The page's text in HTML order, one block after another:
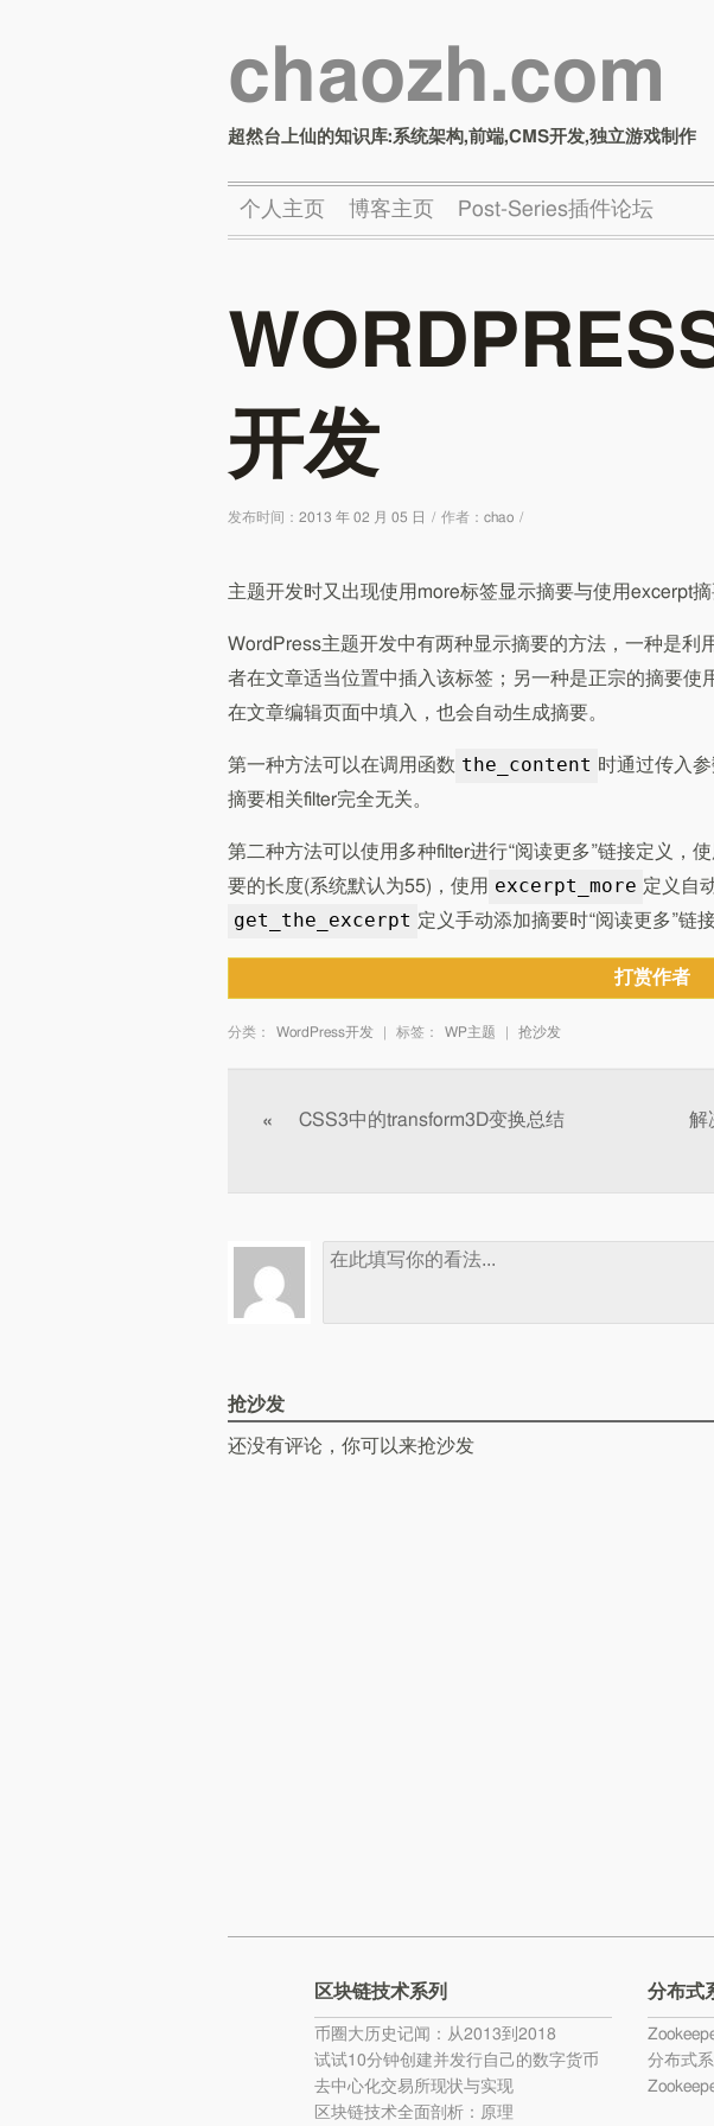
chaozh.com
超然台上仙的知识库:系统架构,前端,CMS开发,独立游戏制作
个人主页 博客主页 Post-Series插件论坛
开发
发布时间： 2013 年 02 月 05 日 / 作者： chao /
主题开发时又出现使用more标签显示摘要与使用excerpt摘
WordPress主题开发中有两种显示摘要的方法，一种是利
者在文章适当位置中插入该标签；另一种是正宗的摘要使
在文章编辑页面中填入，也会自动生成摘要。
第一种方法可以在调用函数 the_content 时通过传入
摘要相关filter完全无关。
第二种方法可以使用多种filter进行“阅读更多”链接定义，使
要的长度(系统默认为55)，使用 excerpt_more 定义自
get_the_excerpt 定义手动添加摘要时“阅读更多”链
打赏作者
分类： WordPress开发 标签： WP主题 抢沙发
« CSS3中的transform3D变换总结
解
抢沙发
还没有评论，你可以来抢沙发
区块链技术系列
币圈大历史记闻：从2013到2018
试试10分钟创建并发行自己的数字货币
去中心化交易所现状与实现
区块链技术全面剖析：原理
分布式
分布式